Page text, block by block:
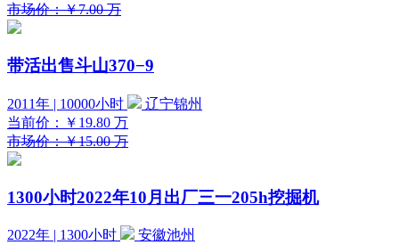
市场价：￥7.00 万
带活出售斗山370−9
2011年 | 10000小时
辽宁锦州
当前价：
￥19.80 万
市场价：￥15.00 万
1300小时2022年10月出厂三一205h挖掘机
2022年 | 1300小时
安徽池州